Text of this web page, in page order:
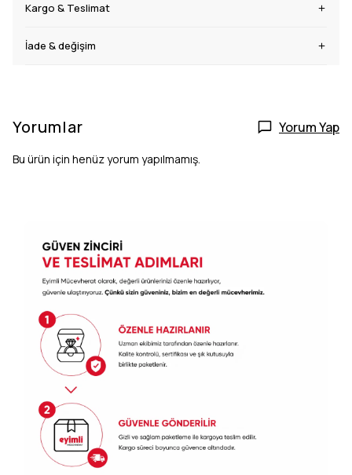
Kargo & Teslimat
İade & değişim
Yorumlar Yorum Yap
Bu ürün için henüz yorum yapılmamış.